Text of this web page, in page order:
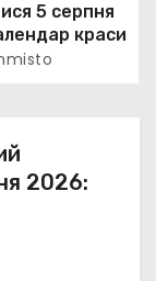
5 серпня
краси
2026: